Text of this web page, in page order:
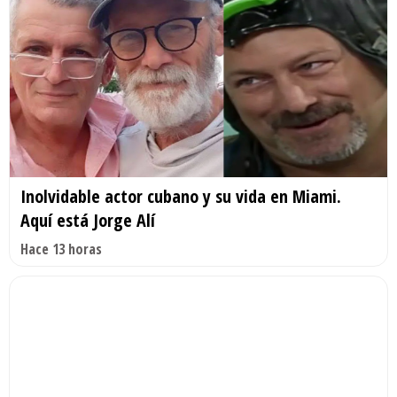
Inolvidable actor cubano y su vida en Miami.
Aquí está Jorge Alí
Hace 13 horas